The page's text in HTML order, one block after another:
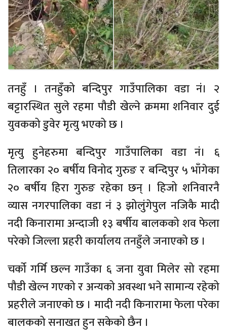
तनहुँ । तनहुँको बन्दिपुर गाउँपालिका वडा नं। २
बट्टारस्थित सुले रहमा पौडी खेल्ने क्रममा शनिवार दुई
युवकको डुवेर मृत्यु भएको छ ।
मृत्यु हुनेहरुमा बन्दिपुर गाउँपालिका वडा नं। ६
तिलारका २० बर्षीय विनोद गुरुङ र बन्दिपुर ५ भाँगेका
२० बर्षीय हिरा गुरुङ रहेका छन् । हिजो शनिवारनै
व्यास नगरपालिका वडा नं ३ झोलुंगेपुल नजिकै मादी
नदी किनारामा अन्दाजी १३ बर्षीय बालकको शव फेला
परेको जिल्ला प्रहरी कार्यालय तनहुँले जनाएको छ ।
चर्को गर्मि छल्न गाउँका ६ जना युवा मिलेर सो रहमा
पौडी खेल्न गएको र अन्यको अवस्था भने सामान्य रहेको
प्रहरीले जनाएको छ । मादी नदी किनारामा फेला परेका
बालकको सनाखत हुन सकेको छैन ।